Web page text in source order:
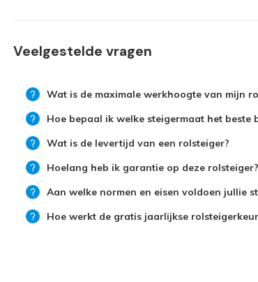
Veelgestelde vragen
Wat is de maximale werkhoogte van mijn
Hoe bepaal ik welke steigermaat het beste
Wat is de levertijd van een rolsteiger?
Hoelang heb ik garantie op deze rolsteiger?
Aan welke normen en eisen voldoen jullie
Hoe werkt de gratis jaarlijkse